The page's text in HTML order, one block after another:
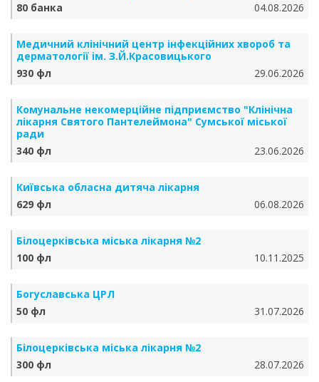
80 банка
04.08.2026
Медичний клінічний центр інфекційних хвороб та
дерматології ім. З.Й.Красовицького
930 фл
29.06.2026
Комунальне некомерційне підприємство "Клінічна
лікарня Святого Пантелеймона" Сумської міської
ради
340 фл
23.06.2026
Київська обласна дитяча лікарня
629 фл
06.08.2026
Білоцерківська міська лікарня №2
100 фл
10.11.2025
Богуславська ЦРЛ
50 фл
31.07.2026
Білоцерківська міська лікарня №2
300 фл
28.07.2026